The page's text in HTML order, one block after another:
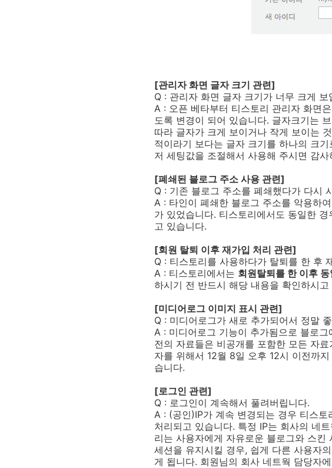
[관리자 화면 글자 크기 관련]
Q : 관리자 화면 글자 크기가 너무 크게
A : 오픈 베타부터 티스토리 관리자 화면
도록 변경이 되어 있습니다. 글자크기는
따라 글자가 크게 보이거나 작게 보이는
적이라기 보다는 글자 크기를 하나의 크
저 세팅값을 조절해서 사용해 주시면 감사
[폐쇄된 블로그 주소 사용 관련]
Q : 기존 블로그 주소를 폐쇄했다가 다시
A : 타인이 폐쇄한 블로그 주소를 악용하
가 있었습니다. 티스토리에서도 동일한
고 있습니다.
[회원 탈퇴 이후 재가입 처리 관련]
Q : 티스토리를 사용하다가 탈퇴를 한 후
A : 티스토리에서는 회원탈퇴를 한 이후
하시기 전 반드시 해당 내용을 확인하시
[미디어로그 이미지 표시 관련]
Q : 미디어로그가 새로 추가되어서 정말
A : 미디어로그 기능이 추가됨으로 블로
전의 자료들은 비공개를 포함한 모든 자
자를 위해서 12월 8일 오후 12시 이전까
습니다.
[로그인 관련]
Q : 로그인이 계속해서 풀려버립니다.
A : (공인)IP가 계속 변경되는 경우 티스
처리되고 있습니다. 특정 IP는 회사의 네
리는 사용자에게 자유로운 블로그와 스
세션을 유지시킬 경우, 쉽게 다른 사용자
게 됩니다. 회원님의 회사 네트웍 담당자